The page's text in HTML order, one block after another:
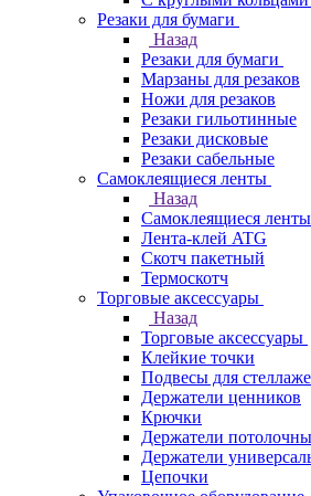
Резаки для бумаги
Назад
Резаки для бумаги
Марзаны для резаков
Ножи для резаков
Резаки гильотинные
Резаки дисковые
Резаки сабельные
Самоклеящиеся ленты
Назад
Самоклеящиеся ленты
Лента-клей ATG
Скотч пакетный
Термоскотч
Торговые аксессуары
Назад
Торговые аксессуары
Клейкие точки
Подвесы для
Держатели ценников
Крючки
Держатели
Держатели
Цепочки